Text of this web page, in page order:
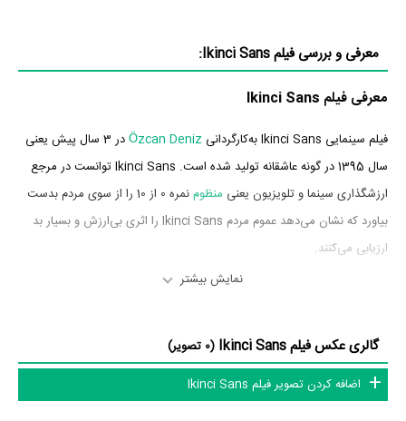
معرفی و بررسی فیلم Ikinci Sans:
معرفی فیلم Ikinci Sans
فیلم سینمایی Ikinci Sans به‌کارگردانی Özcan Deniz
در 3 سال پیش یعنی
سال 1395 در گونه عاشقانه تولید شده است. Ikinci Sans توانست در مرجع
ارزشگذاری سینما و تلویزیون یعنی منظوم
نمره 0 از 10 را از سوی مردم بدست
بیاورد که نشان می‌دهد عموم مردم Ikinci Sans را اثری بی‌ارزش و بسیار بد
ارزیابی می‌کنند.
بازیگران فیلم Ikinci Sans چه کسانی هستند؟ در Ikinci Sans بازیگرانی چون
Özcan Denizدر نقش Cemal،Nurgül Yesilçay
در نقش Yasemin،
Afra Saraçogluدر نقش Çiçek،Ömer Akgüllü
نمایش بیشتر
گالری عکس فیلم Ikinci Sans
(0 تصویر)
اضافه کردن تصویر فیلم Ikinci Sans